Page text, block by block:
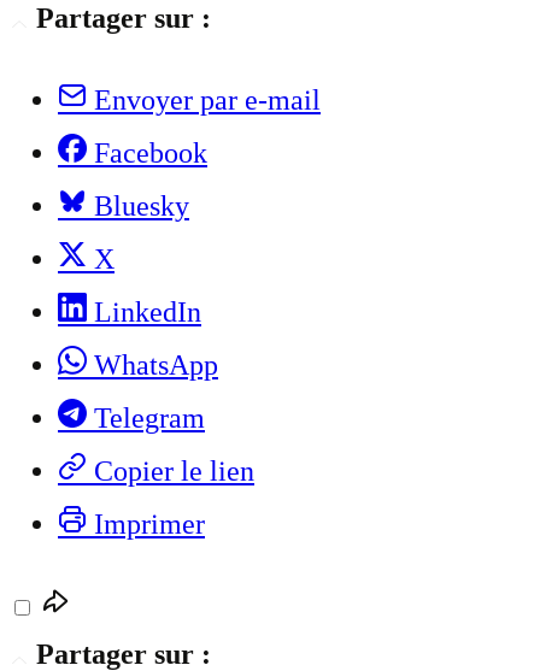
Partager sur :
Envoyer par e-mail
Facebook
Bluesky
X
LinkedIn
WhatsApp
Telegram
Copier le lien
Imprimer
Partager sur :